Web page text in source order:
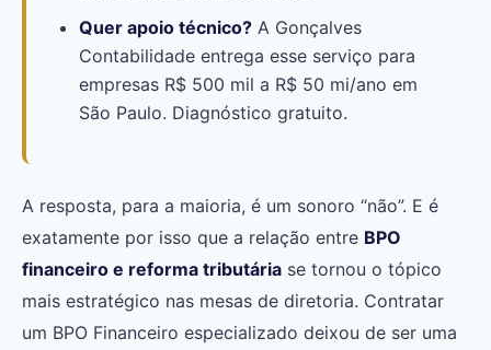
Quer apoio técnico? A Gonçalves
Contabilidade entrega esse serviço para
empresas R$ 500 mil a R$ 50 mi/ano em
São Paulo. Diagnóstico gratuito.
A resposta, para a maioria, é um sonoro “não”. E é
exatamente por isso que a relação entre BPO
financeiro e reforma tributária se tornou o tópico
mais estratégico nas mesas de diretoria. Contratar
um BPO Financeiro especializado deixou de ser uma